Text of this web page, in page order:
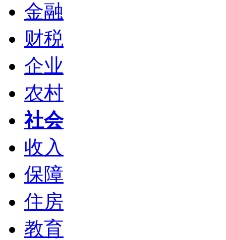
金融
财税
企业
农村
社会
收入
保障
住房
教育